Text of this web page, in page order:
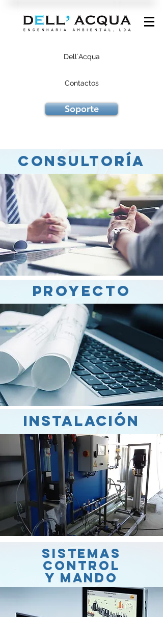
Dell´Acqua
Contactos
Soporte
Consultoría
Proyecto
instalación
Sistemas
Control
y mando